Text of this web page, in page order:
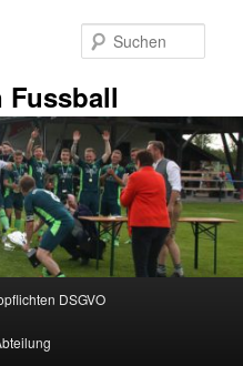
Fussball
DSGVO